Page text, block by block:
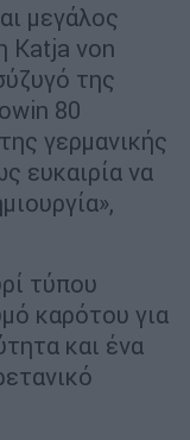
μεγάλος
Katja von
της
80
γερμανικής
ευκαιρία να
τύπου
καρότου για
και ένα